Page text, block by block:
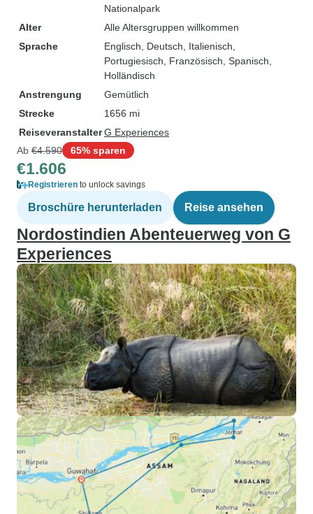
Nationalpark
Alter
Alle Altersgruppen willkommen
Sprache
Englisch, Deutsch, Italienisch,
Portugiesisch, Französisch, Spanisch,
Holländisch
Anstrengung
Gemütlich
Strecke
1656 mi
ReiseveranstalterG Experiences
Ab €4.590 65% sparen
€1.606
Registrieren to unlock savings
Broschüre herunterladen Reise ansehen
Nordostindien Abenteuerweg von G
Experiences